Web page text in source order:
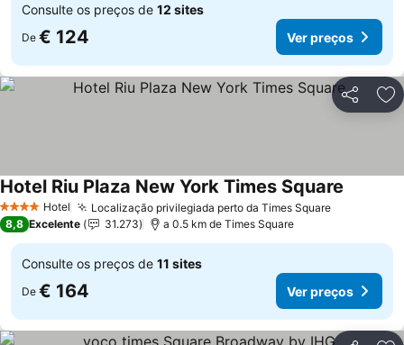
Consulte os preços de 12 sites
De € 124 Ver preços
Partilhar
4 EstrelasHotel Localização privilegiada perto da Times Square
Hotel Riu Plaza New York Times Square
8,8 Excelente 31.273 a 0.5 km de Times Square
Consulte os preços de 11 sites
De € 164 Ver preços